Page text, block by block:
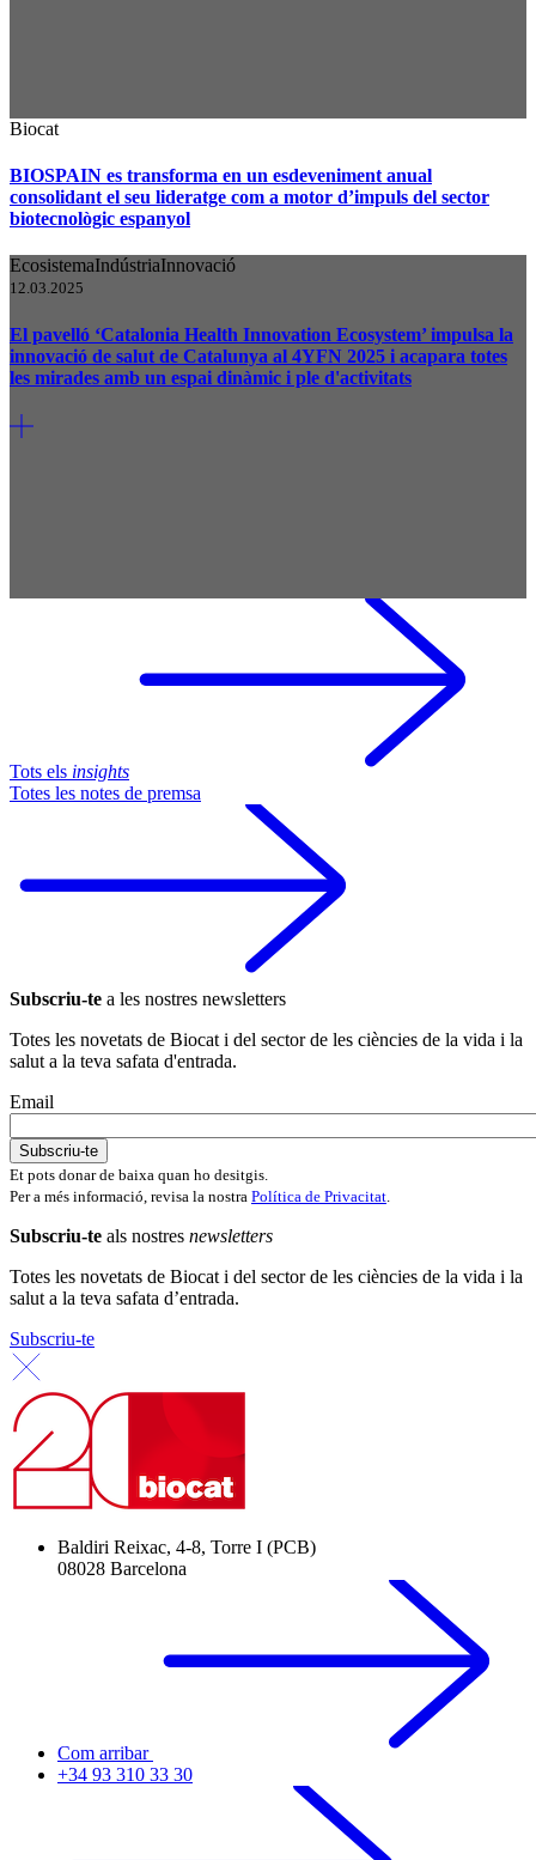
Biocat
BIOSPAIN es transforma en un esdeveniment anual
consolidant el seu lideratge com a motor d’impuls del sector
biotecnològic espanyol
EcosistemaIndústriaInnovació
12.03.2025
El pavelló ‘Catalonia Health Innovation Ecosystem’ impulsa la
innovació de salut de Catalunya al 4YFN 2025 i acapara totes
les mirades amb un espai dinàmic i ple d'activitats
Tots els insights
Totes les notes de premsa
Subscriu-te a les nostres newsletters
Totes les novetats de Biocat i del sector de les ciències de la vida i la
salut a la teva safata d'entrada.
Email
Et pots donar de baixa quan ho desitgis.
Per a més informació, revisa la nostra Política de Privacitat
Subscriu-te als nostres newsletters
Totes les novetats de Biocat i del sector de les ciències de la vida i la
salut a la teva safata d’entrada.
Subscriu-te
Baldiri Reixac, 4-8, Torre I (PCB)
08028 Barcelona
Com arribar
+34 93 310 33 30